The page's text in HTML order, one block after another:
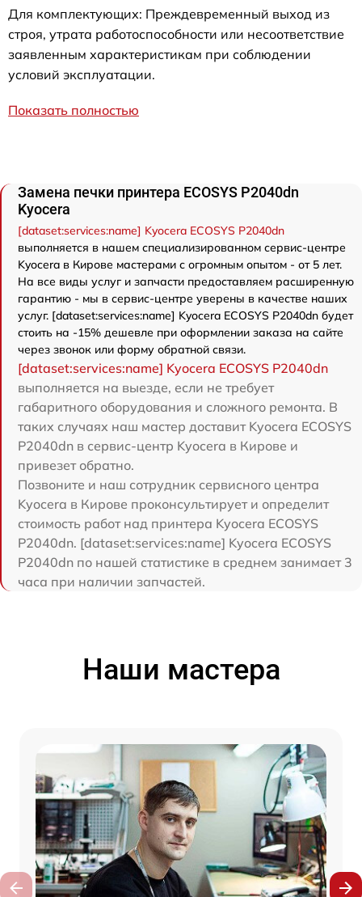
Для комплектующих: Преждевременный выход из
строя, утрата работоспособности или несоответствие
заявленным характеристикам при соблюдении
условий эксплуатации.
Показать полностью
Замена печки принтера ECOSYS P2040dn
Kyocera
[dataset:services:name] Kyocera ECOSYS P2040dn
выполняется в нашем специализированном сервис-центре
Kyocera в Кирове мастерами с огромным опытом - от 5 лет.
На все виды услуг и запчасти предоставляем расширенную
гарантию - мы в сервис-центре уверены в качестве наших
услуг. [dataset:services:name] Kyocera ECOSYS P2040dn будет
стоить на -15% дешевле при оформлении заказа на сайте
через звонок или форму обратной связи.
[dataset:services:name] Kyocera ECOSYS P2040dn
выполняется на выезде, если не требует
габаритного оборудования и сложного ремонта. В
таких случаях наш мастер доставит Kyocera ECOSYS
P2040dn в сервис-центр Kyocera в Кирове и
привезет обратно.
Позвоните и наш сотрудник сервисного центра
Kyocera в Кирове проконсультирует и определит
стоимость работ над принтера Kyocera ECOSYS
P2040dn. [dataset:services:name] Kyocera ECOSYS
P2040dn по нашей статистике в среднем занимает 3
часа при наличии запчастей.
Наши мастера